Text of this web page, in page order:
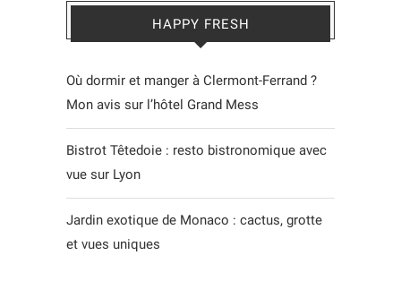
HAPPY FRESH
Où dormir et manger à Clermont-Ferrand ?
Mon avis sur l’hôtel Grand Mess
Bistrot Têtedoie : resto bistronomique avec
vue sur Lyon
Jardin exotique de Monaco : cactus, grotte
et vues uniques